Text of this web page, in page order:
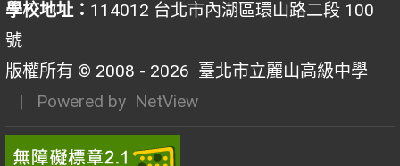
學校地址： 114012 台北市內湖區環山路二段 100
號
版權所有 © 2008 - 2026 臺北市立麗山高級中學
| Powered by NetView